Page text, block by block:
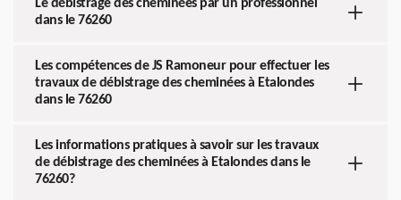
Le débistrage des cheminées par un professionnel
dans le 76260
Les compétences de JS Ramoneur pour effectuer les
travaux de débistrage des cheminées à Etalondes
dans le 76260
Les informations pratiques à savoir sur les travaux
de débistrage des cheminées à Etalondes dans le
76260?